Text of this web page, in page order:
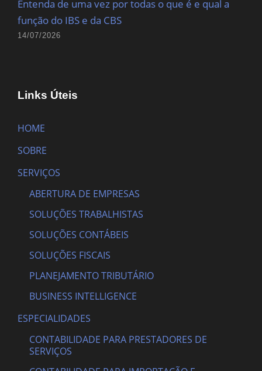
Entenda de uma vez por todas o que é e qual a
função do IBS e da CBS
14/07/2026
Links Úteis
HOME
SOBRE
SERVIÇOS
ABERTURA DE EMPRESAS
SOLUÇÕES TRABALHISTAS
SOLUÇÕES CONTÁBEIS
SOLUÇÕES FISCAIS
PLANEJAMENTO TRIBUTÁRIO
BUSINESS INTELLIGENCE
ESPECIALIDADES
CONTABILIDADE PARA PRESTADORES DE
SERVIÇOS